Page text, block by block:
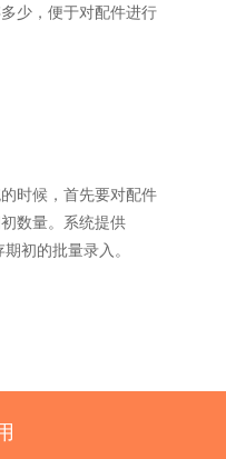
少，便于对配件进行
时候，首先要对配件
数量。系统提供
初的批量录入。